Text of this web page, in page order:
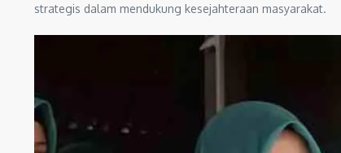
strategis dalam mendukung kesejahteraan masyarakat.